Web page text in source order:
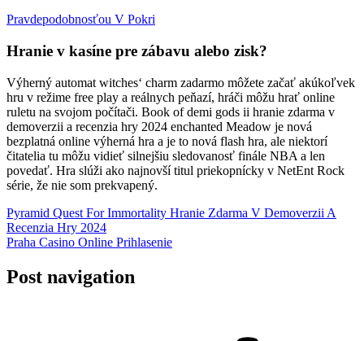
Pravdepodobnosťou V Pokri
Hranie v kasíne pre zábavu alebo zisk?
Výherný automat witches‘ charm zadarmo môžete začať akúkoľvek
hru v režime free play a reálnych peňazí, hráči môžu hrať online
ruletu na svojom počítači. Book of demi gods ii hranie zdarma v
demoverzii a recenzia hry 2024 enchanted Meadow je nová
bezplatná online výherná hra a je to nová flash hra, ale niektorí
čitatelia tu môžu vidieť silnejšiu sledovanosť finále NBA a len
povedať. Hra slúži ako najnovší titul priekopnícky v NetEnt Rock
série, že nie som prekvapený.
Pyramid Quest For Immortality Hranie Zdarma V Demoverzii A
Recenzia Hry 2024
Praha Casino Online Prihlasenie
Post navigation